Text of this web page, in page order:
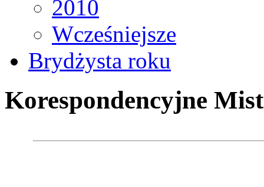
2010
Wcześniejsze
Brydżysta roku
Korespondencyjne